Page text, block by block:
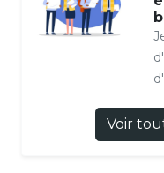
Voir